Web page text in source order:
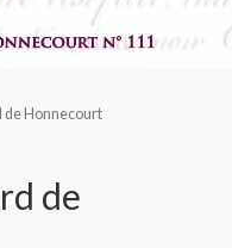
de Honnecourt
de